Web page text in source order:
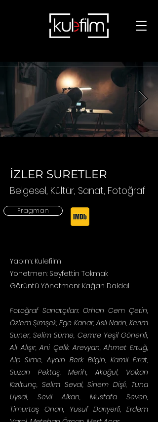
İZLER SURETLER
Belgesel, Kültür, Sanat, Fotoğraf
Fragman
Yapım: Kulefilm
Yönetmen: Seyfettin Tokmak
Görüntü Yönetmeni: Kağan Daldal
Fotoğraf Sanatçıları: Orhan Cem Çetin,
Özlem Şimşek, Ege Kanar, Aslı Narin, Kerim
Suner, Selim Süme, Cemre Yeşil Gönenli,
Ali Alışır, Ani Çelik Arevyan, Ahmet Ertuğ,
Alp Sime, Aydın Berk Bilgin, Kamil Fırat,
Suzan Pektaş, Merih, Akoğul, Volkan
Kızıltunç, Selim Seval, Sinem Dişli, Tuna
Uysal, Sevil Alkan, Mustafa Seven,
Timurtaş Onan, Yusuf Darıyerli, Erdem